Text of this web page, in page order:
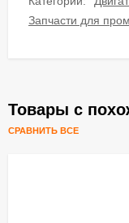
Запчасти для
Товары с
СРАВНИТЬ ВСЕ